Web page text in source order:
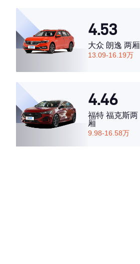
·外观表现一般，低于59%同级车
·内饰表现较为优秀，优于61%同级车
·空间表现一般，低于82%同级车
4.53
大众 朗逸 两厢
13.09-16.19万
4.46
福特 福克斯两
厢
9.98-16.58万